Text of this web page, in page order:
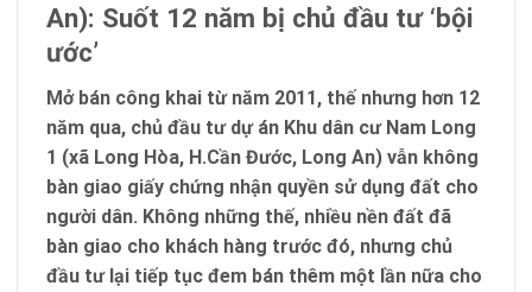
An): Suốt 12 năm bị chủ đầu tư ‘bội
ước’
Mở bán công khai từ năm 2011, thế nhưng hơn 12
năm qua, chủ đầu tư dự án Khu dân cư Nam Long
1 (xã Long Hòa, H.Cần Đước, Long An) vẫn không
bàn giao giấy chứng nhận quyền sử dụng đất cho
người dân. Không những thế, nhiều nền đất đã
bàn giao cho khách hàng trước đó, nhưng chủ
đầu tư lại tiếp tục đem bán thêm một lần nữa cho